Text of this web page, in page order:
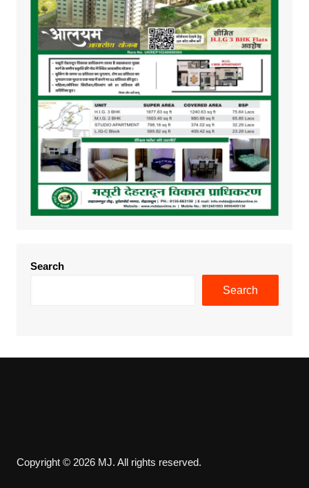
Search
Search
Copyright © 2026 MJ. All rights reserved.